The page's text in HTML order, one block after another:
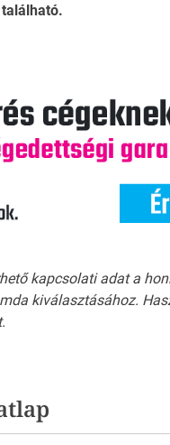
kapcsolati adat a
kiválasztásához.